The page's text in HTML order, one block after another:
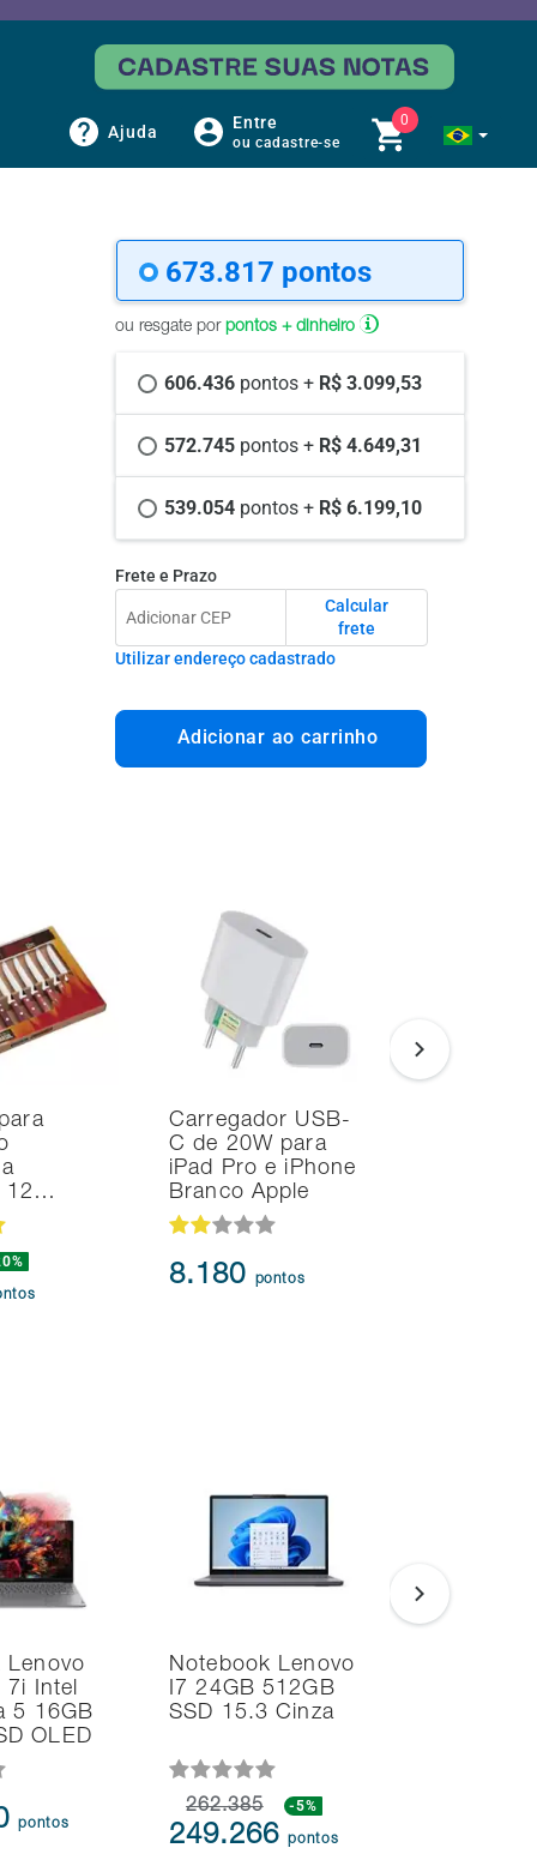
Ajuda Entre
ou cadastre-se
0
673.817 pontos
ou resgate por pontos + dinheiro
606.436 pontos + R$ 3.099,53
572.745 pontos + R$ 4.649,31
539.054 pontos + R$ 6.199,10
Frete e Prazo
Calcular
frete
Utilizar endereço cadastrado
Adicionar ao carrinho
12…
Carregador USB-
C de 20W para
iPad Pro e iPhone
Branco Apple
8.180 pontos
Lenovo
7i Intel
5 16GB
OLED
pontos
Notebook Lenovo
I7 24GB 512GB
SSD 15.3 Cinza
262.385 -5%
249.266pontos